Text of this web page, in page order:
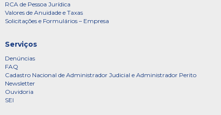
RCA de Pessoa Jurídica
Valores de Anuidade e Taxas
Solicitações e Formulários – Empresa
Serviços
Denúncias
FAQ
Cadastro Nacional de Administrador Judicial e Administrador Perito
Newsletter
Ouvidoria
SEI